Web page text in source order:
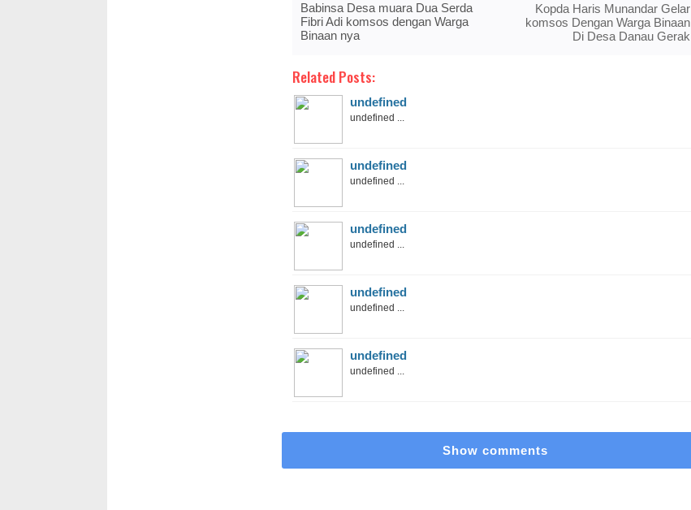
Babinsa Desa muara Dua Serda
Fibri Adi komsos dengan Warga
Binaan nya
Kopda Haris Munandar Gelar
komsos Dengan Warga Binaan
Di Desa Danau Gerak
Related Posts:
undefined
undefined ...
undefined
undefined ...
undefined
undefined ...
undefined
undefined ...
undefined
undefined ...
Show comments